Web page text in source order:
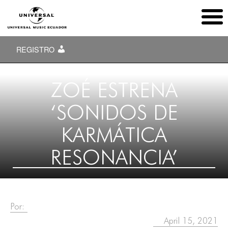
REGISTRO
ZOÉ ESTRENA
‘SONIDOS DE
KARMÁTICA
RESONANCIA’
Por:
April 15, 2021